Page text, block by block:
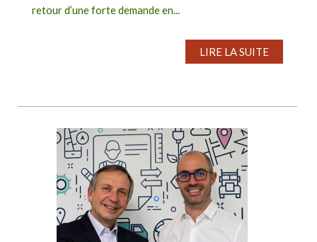
retour d’une forte demande en...
LIRE LA SUITE